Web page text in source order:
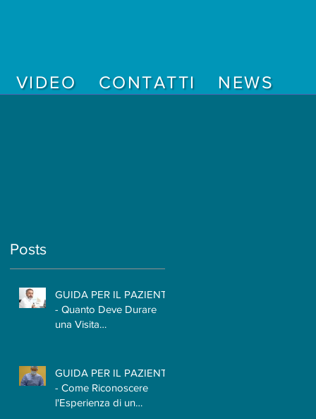
VIDEO CONTATTI NEWS
Posts
GUIDA PER IL PAZIENTE
- Quanto Deve Durare
una Visita
Capire il Paziente
GUIDA PER IL PAZIENTE
- Come Riconoscere
l'Esperienza di un